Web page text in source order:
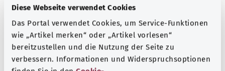
Diese Webseite verwendet Cookies
Das Portal verwendet Cookies, um Service-Funktionen
wie „Artikel merken“ oder „Artikel vorlesen“
bereitzustellen und die Nutzung der Seite zu
verbessern. Informationen und Widerspruchsoptionen